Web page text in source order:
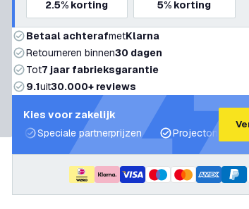
2.5% korting
5% korting
Betaal achterafmetKlarna
Retourneren binnen30 dagen
Tot7 jaar fabrieksgarantie
9.1uit30.000+ reviews
Kies voor zakelijk
Speciale partnerprijzen